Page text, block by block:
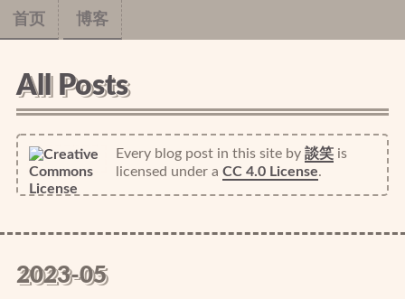
首页 博客
All Posts
Every blog post in this siteby 談笑is
licensed under a CC 4.0 License.
2023-05